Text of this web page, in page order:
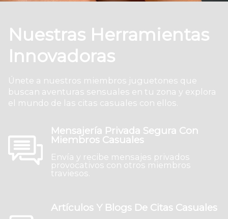
Nuestras Herramientas
Innovadoras
Únete a nuestros miembros juguetones que
buscan aventuras sensuales en tu zona y explora
el mundo de las citas casuales con ellos.
Mensajería Privada Segura Con
Miembros Casuales
Envía y recibe mensajes privados
provocativos con otros miembros
traviesos.
Artículos Y Blogs De Citas Casuales